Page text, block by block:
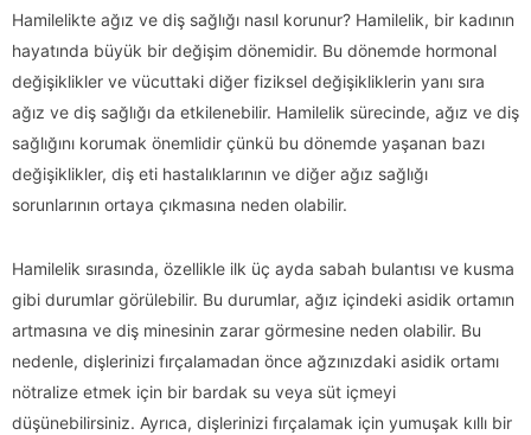
Hamilelikte ağız ve diş sağlığı nasıl korunur? Hamilelik, bir kadının
hayatında büyük bir değişim dönemidir. Bu dönemde hormonal
değişiklikler ve vücuttaki diğer fiziksel değişikliklerin yanı sıra
ağız ve diş sağlığı da etkilenebilir. Hamilelik sürecinde, ağız ve diş
sağlığını korumak önemlidir çünkü bu dönemde yaşanan bazı
değişiklikler, diş eti hastalıklarının ve diğer ağız sağlığı
sorunlarının ortaya çıkmasına neden olabilir.
Hamilelik sırasında, özellikle ilk üç ayda sabah bulantısı ve kusma
gibi durumlar görülebilir. Bu durumlar, ağız içindeki asidik ortamın
artmasına ve diş minesinin zarar görmesine neden olabilir. Bu
nedenle, dişlerinizi fırçalamadan önce ağzınızdaki asidik ortamı
nötralize etmek için bir bardak su veya süt içmeyi
düşünebilirsiniz. Ayrıca, dişlerinizi fırçalamak için yumuşak kıllı bir